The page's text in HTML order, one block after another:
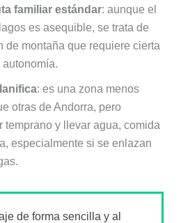
familiar estándar: aunque el
es asequible, se trata de
de montaña que requiere cierta
: es una zona menos
otras de Andorra, pero
temprano y llevar agua, comida
especialmente si se enlazan
de forma sencilla y al